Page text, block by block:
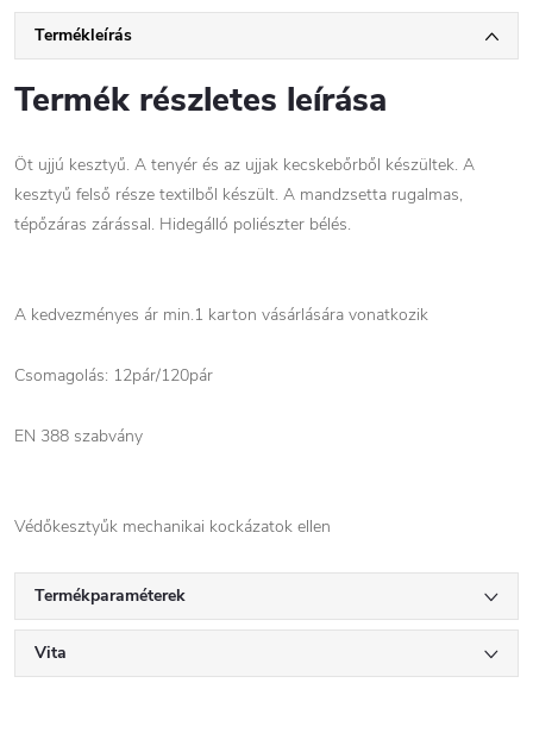
Termékleírás
Termék részletes leírása
Öt ujjú kesztyű. A tenyér és az ujjak kecskebőrből készültek. A
kesztyű felső része textilből készült. A mandzsetta rugalmas,
tépőzáras zárással. Hidegálló poliészter bélés.
A kedvezményes ár min.1 karton vásárlására vonatkozik
Csomagolás: 12pár/120pár
EN 388 szabvány
Védőkesztyűk mechanikai kockázatok ellen
Termékparaméterek
Vita